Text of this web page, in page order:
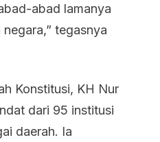
abad lamanya
tegasnya
Konstitusi, KH Nur
dari 95 institusi
daerah. Ia